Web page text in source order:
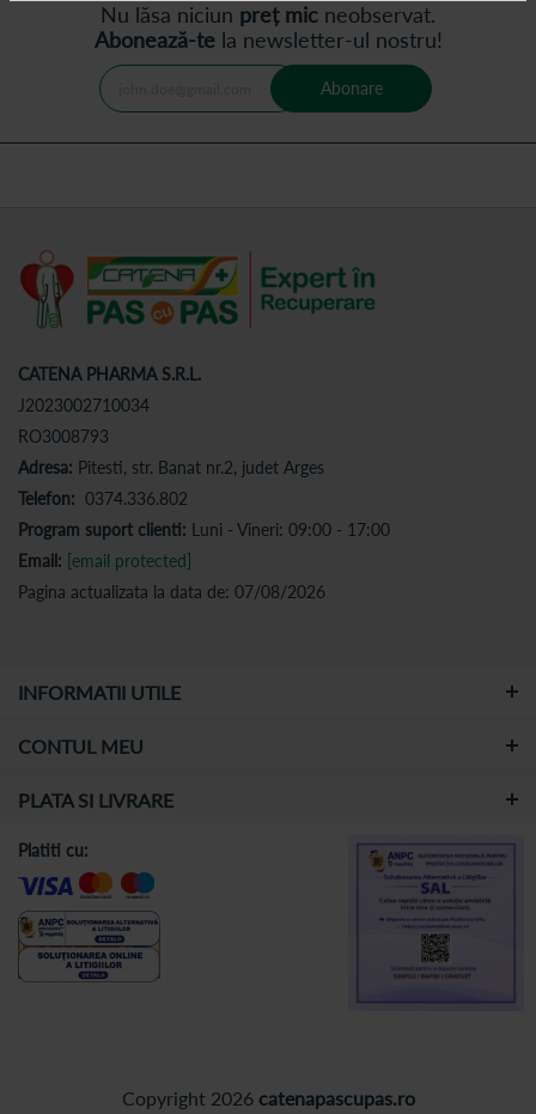
Nu lăsa niciun preț mic neobservat.
Abonează-tela newsletter-ul nostru!
Abonare
CATENA PHARMA S.R.L.
J2023002710034
RO3008793
Adresa: Pitesti, str. Banat nr.2, judet Arges
Telefon: 0374.336.802
Program suport clienti: Luni - Vineri: 09:00 - 17:00
Email: [email protected]
Pagina actualizata la data de: 07/08/2026
INFORMATII UTILE
CONTUL MEU
PLATA SI LIVRARE
Copyright 2026 catenapascupas.ro
Platiti cu: